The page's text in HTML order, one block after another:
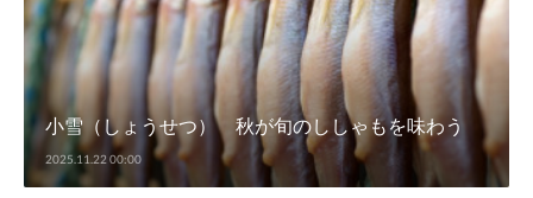
小雪（しょうせつ） 秋が旬のししゃもを味わう
2025.11.22 00:00